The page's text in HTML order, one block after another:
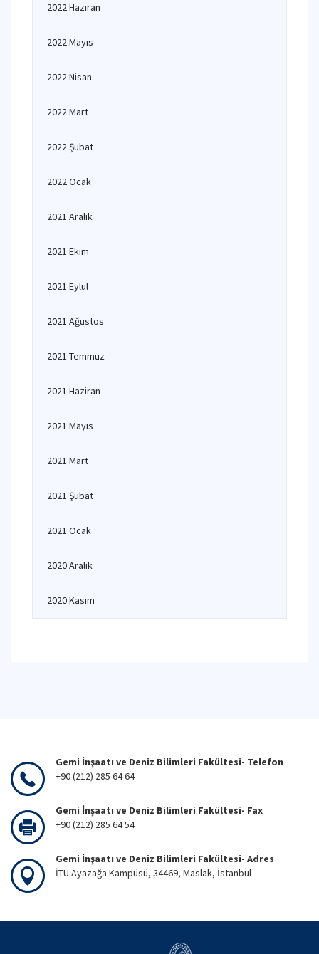
2022 Haziran
2022 Mayıs
2022 Nisan
2022 Mart
2022 Şubat
2022 Ocak
2021 Aralık
2021 Ekim
2021 Eylül
2021 Ağustos
2021 Temmuz
2021 Haziran
2021 Mayıs
2021 Mart
2021 Şubat
2021 Ocak
2020 Aralık
2020 Kasım
Gemi İnşaatı ve Deniz Bilimleri Fakültesi- Telefon
+90 (212) 285 64 64
Gemi İnşaatı ve Deniz Bilimleri Fakültesi- Fax
+90 (212) 285 64 54
Gemi İnşaatı ve Deniz Bilimleri Fakültesi- Adres
İTÜ Ayazağa Kampüsü, 34469, Maslak, İstanbul